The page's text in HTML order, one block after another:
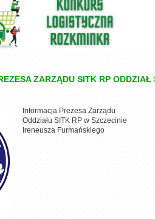
ZARZĄDU SITK RP ODDZIAŁ
Informacja Prezesa Zarządu
Oddziału SITK RP w Szczecinie
Ireneusza Furmańskiego